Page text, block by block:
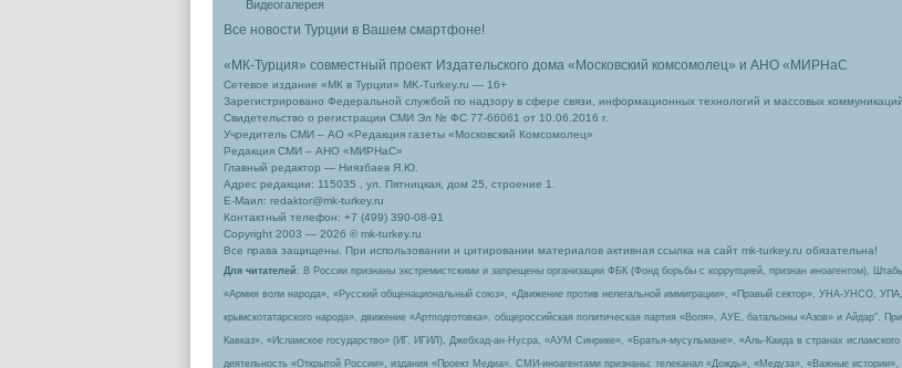
Видеогалерея
Все новости Турции в Вашем смартфоне!
«МК-Турция» совместный проект Издательского дома «Московский комсомолец» и АНО «МИРНаС
Сетевое издание «МК в Турции» MK-Turkey.ru — 16+
Зарегистрировано Федеральной службой по надзору в сфере связи, информационных технологий и массовых
Свидетельство о регистрации СМИ Эл № ФС 77-66061 от 10.06.2016 г.
Учредитель СМИ – АО «Редакция газеты «Московский Комсомолец»
Редакция СМИ – АНО «МИРНаС»
Главный редактор — Ниязбаев Я.Ю.
Адрес редакции: 115035 , ул. Пятницкая, дом 25, строение 1.
Е-Маил: redaktor@mk-turkey.ru
Контактный телефон: +7 (499) 390-08-91
Copyright 2003 — 2026 © mk-turkey.ru
Все права защищены. При использовании и цитировании материалов активная ссылка на сайт mk-turkey.ru обязательна!
Для читателей : В России признаны экстремистскими и запрещены организации ФБК (Фонд борьбы с коррупцией, признан иноагентом),
«Армия воли народа», «Русский общенациональный союз», «Движение против нелегальной иммиграции», «Правый сектор», УНА-УНСО,
крымскотатарского народа», движение «Артподготовка», общероссийская политическая партия «Воля», АУЕ, батальоны «Азов» и Айдар″.
Кавказ», «Исламское государство» (ИГ, ИГИЛ), Джебхад-ан-Нусра, «АУМ Синрике», «Братья-мусульмане», «Аль-Каида в странах
деятельность «Открытой России», издания «Проект Медиа». СМИ-иноагентами признаны: телеканал «Дождь», «Медуза», «Важные